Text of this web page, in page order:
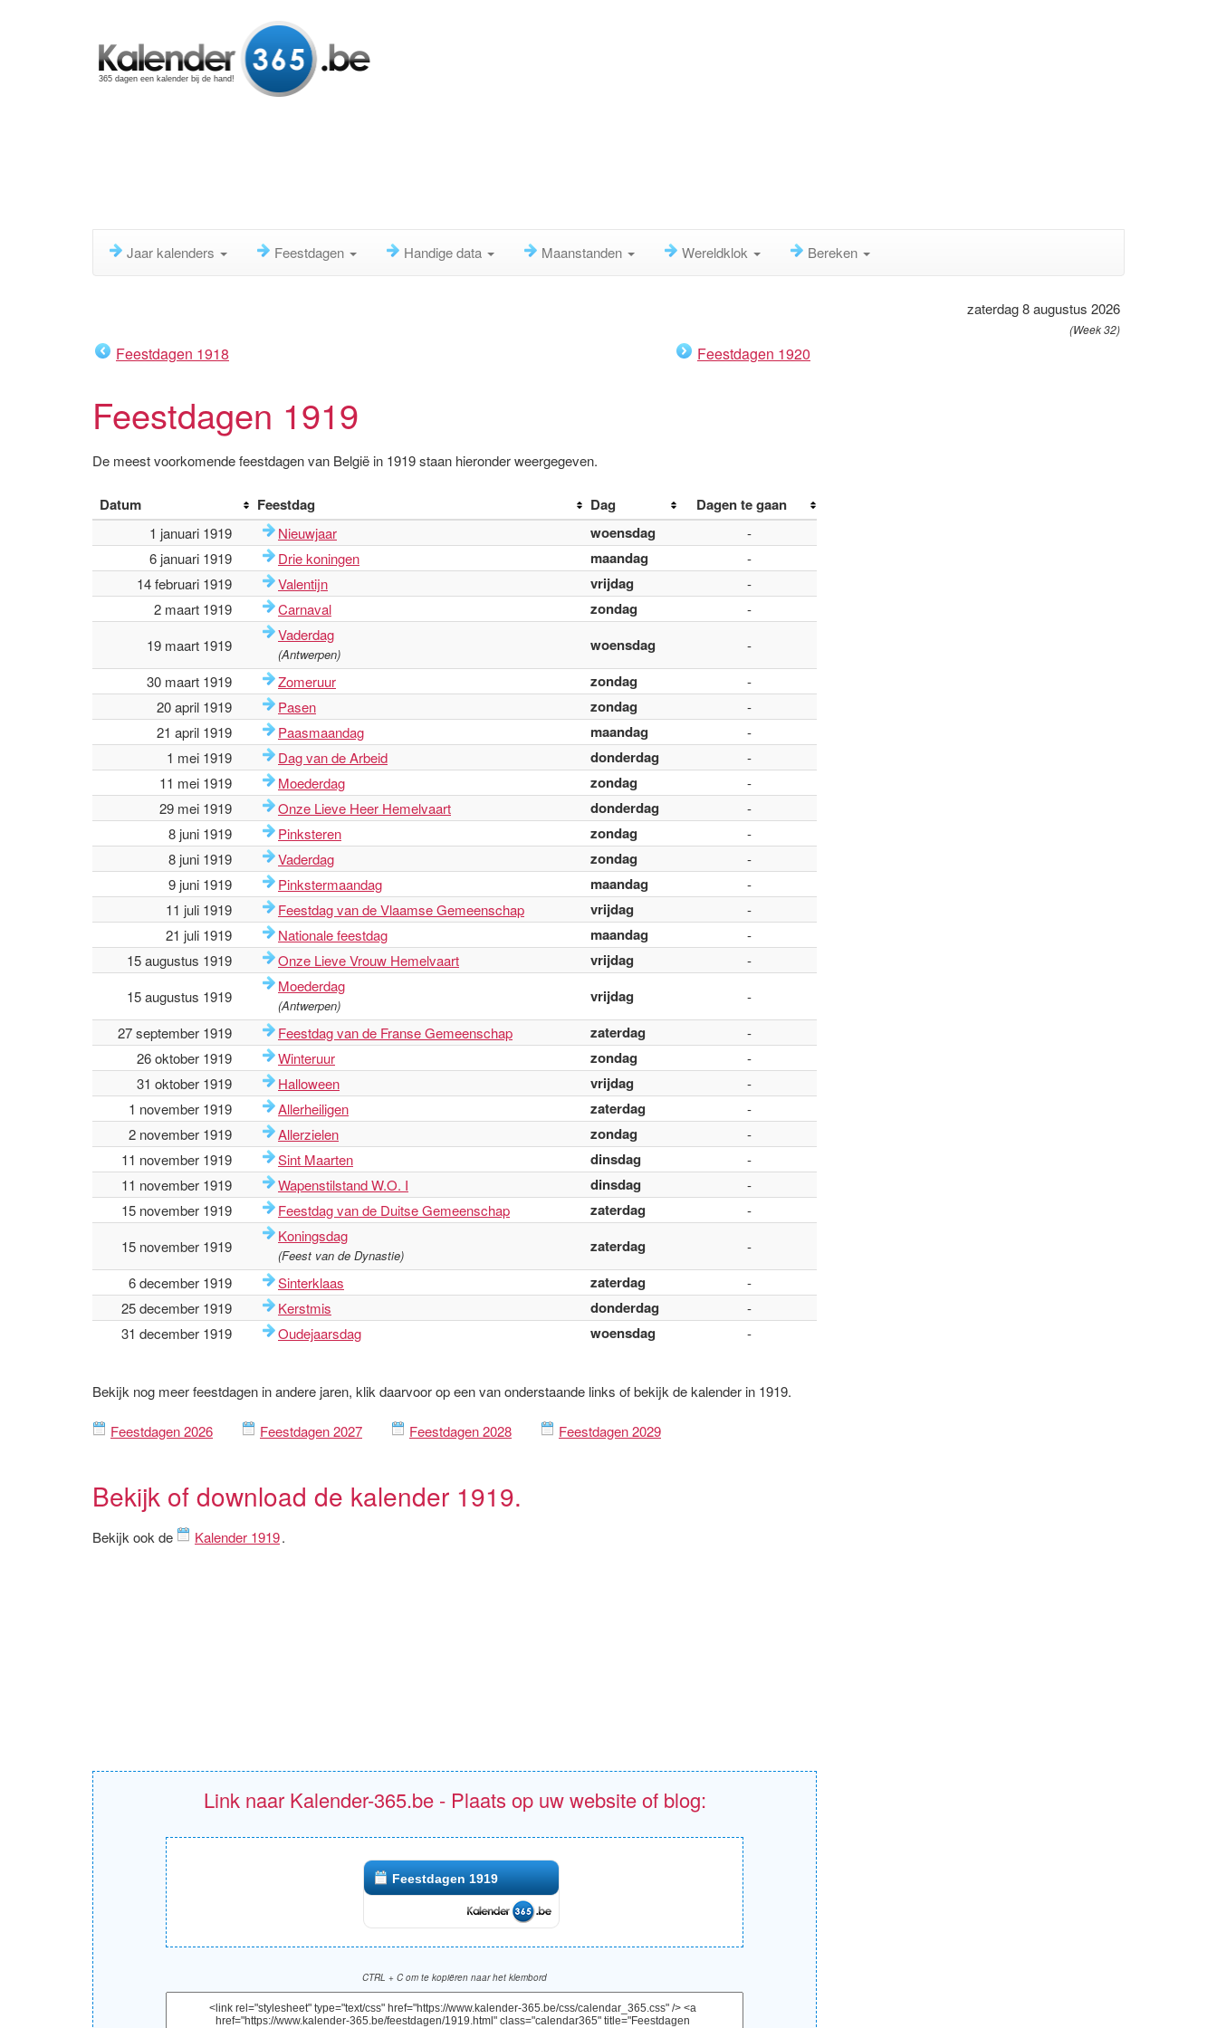
365 dagen een kalender bij de hand!
Jaar kalenders Feestdagen Handige data Maanstanden Wereldklok Bereken
zaterdag 8 augustus 2026
(Week 32)
Feestdagen 1918 Feestdagen 1920
Feestdagen 1919
De meest voorkomende feestdagen van België in 1919 staan hieronder weergegeven.
Datum Feestdag Dag Dagen te gaan
1 januari 1919 Nieuwjaar woensdag
-
6 januari 1919
Drie koningen maandag
-
14 februari 1919
Valentijn vrijdag
-
2 maart 1919
Carnaval zondag
-
19 maart 1919
Vaderdag
(Antwerpen) woensdag
-
30 maart 1919
Zomeruur zondag
-
20 april 1919
Pasen zondag
-
21 april 1919
Paasmaandag maandag
-
1 mei 1919
Dag van de Arbeid donderdag
-
11 mei 1919
Moederdag zondag
-
29 mei 1919
Onze Lieve Heer Hemelvaart donderdag
-
8 juni 1919
Pinksteren zondag
-
8 juni 1919
Vaderdag zondag
-
9 juni 1919
Pinkstermaandag maandag
-
11 juli 1919
Feestdag van de Vlaamse Gemeenschap vrijdag
-
21 juli 1919
Nationale feestdag maandag
-
15 augustus 1919
Onze Lieve Vrouw Hemelvaart vrijdag
-
15 augustus 1919
Moederdag
(Antwerpen) vrijdag
-
27 september 1919
Feestdag van de Franse Gemeenschap zaterdag
-
26 oktober 1919
Winteruur zondag
-
31 oktober 1919
Halloween vrijdag
-
1 november 1919
Allerheiligen zaterdag
-
2 november 1919
Allerzielen zondag
-
11 november 1919
Sint Maarten dinsdag
-
11 november 1919
Wapenstilstand W.O. I dinsdag
-
15 november 1919
Feestdag van de Duitse Gemeenschap zaterdag
-
15 november 1919
Koningsdag
(Feest van de Dynastie) zaterdag
-
6 december 1919
Sinterklaas zaterdag
-
25 december 1919
Kerstmis donderdag
-
31 december 1919
Oudejaarsdag woensdag -
Bekijk nog meer feestdagen in andere jaren, klik daarvoor op een van onderstaande links of bekijk de kalender in 1919.
Feestdagen 2026 Feestdagen 2027 Feestdagen 2028 Feestdagen 2029
Bekijk of download de kalender 1919.
Bekijk ook de Kalender 1919.
Link naar Kalender-365.be - Plaats op uw website of blog:
Feestdagen 1919
CTRL + C om te kopiëren naar het klembord